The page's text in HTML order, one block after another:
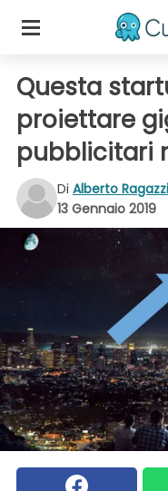
Questa
proiettare
pubblicitari
Di Alberto
13 Gennaio 2019